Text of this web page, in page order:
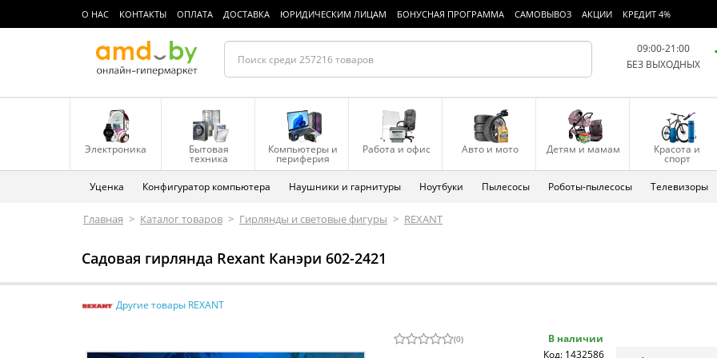
О НАС КОНТАКТЫ ОПЛАТА ДОСТАВКА ЮРИДИЧЕСКИМ ЛИЦАМ БОНУСНАЯ ПРОГРАММА САМОВЫВОЗ АКЦИИ КРЕДИТ 4%
09:00-21:00
БЕЗ ВЫХОДНЫХ
Электроника Бытовая
техника
Компьютеры и
периферия
Работа и офис Авто и мото Детям и мамам Красота и
спорт
Уценка Конфигуратор компьютера Наушники и гарнитуры Ноутбуки Пылесосы Роботы-пылесосы Телевизоры
Главная > Каталог товаров > Гирлянды и световые фигуры > REXANT
Садовая гирлянда Rexant Канэри 602-2421
Другие товары REXANT
(0)
В наличии
Код: 1432586